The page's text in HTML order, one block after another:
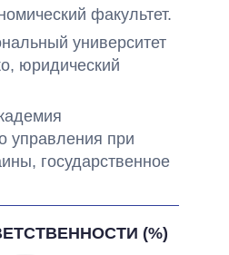
факультет.
университет
юридический
управления при
государственное
(%)